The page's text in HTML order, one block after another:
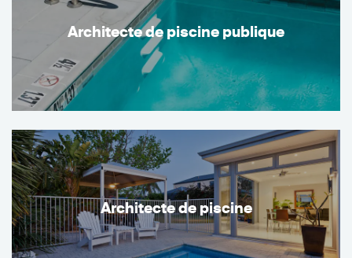
Architecte de piscine publique
Architecte de piscine